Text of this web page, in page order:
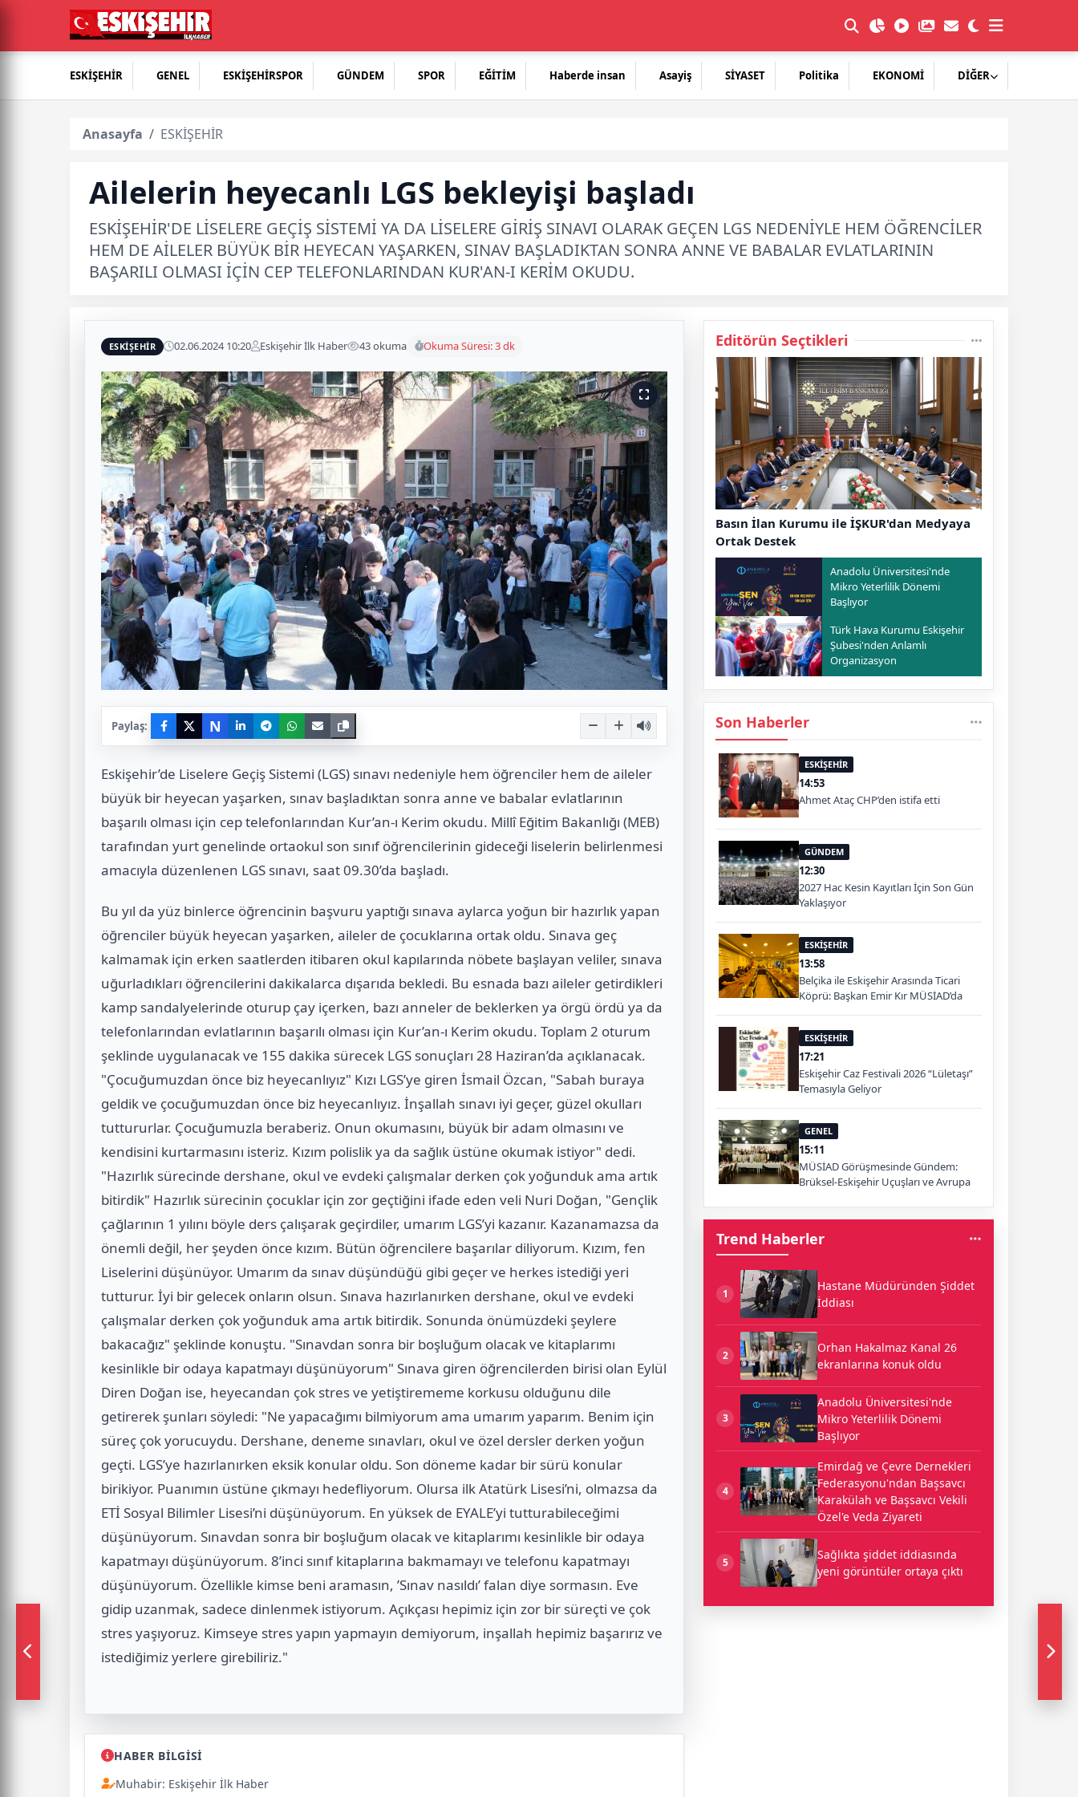
ESKİŞEHİR GENEL ESKİŞEHİRSPOR GÜNDEM SPOR EĞİTİM Haberde insan Asayiş SİYASET Politika EKONOMİ DİĞER
Anasayfa ESKİŞEHİR
Ailelerin heyecanlı LGS bekleyişi başladı
ESKİŞEHİR'DE LİSELERE GEÇİŞ SİSTEMİ YA DA LİSELERE GİRİŞ SINAVI OLARAK GEÇEN LGS NEDENİYLE HEM ÖĞRENCİLER
HEM DE AİLELER BÜYÜK BİR HEYECAN YAŞARKEN, SINAV BAŞLADIKTAN SONRA ANNE VE BABALAR EVLATLARININ
BAŞARILI OLMASI İÇİN CEP TELEFONLARINDAN KUR'AN-I KERİM OKUDU.
ESKİŞEHİR 02.06.2024 10:20 Eskişehir İlk Haber 43 okuma Okuma Süresi: 3 dk
Paylaş: N
Eskişehir’de Liselere Geçiş Sistemi (LGS) sınavı nedeniyle hem öğrenciler hem de aileler
büyük bir heyecan yaşarken, sınav başladıktan sonra anne ve babalar evlatlarının
başarılı olması için cep telefonlarından Kur’an-ı Kerim okudu. Millî Eğitim Bakanlığı (MEB)
tarafından yurt genelinde ortaokul son sınıf öğrencilerinin gideceği liselerin belirlenmesi
amacıyla düzenlenen LGS sınavı, saat 09.30’da başladı.
Bu yıl da yüz binlerce öğrencinin başvuru yaptığı sınava aylarca yoğun bir hazırlık yapan
öğrenciler büyük heyecan yaşarken, aileler de çocuklarına ortak oldu. Sınava geç
kalmamak için erken saatlerden itibaren okul kapılarında nöbete başlayan veliler, sınava
uğurladıkları öğrencilerini dakikalarca dışarıda bekledi. Bu esnada bazı aileler getirdikleri
kamp sandalyelerinde oturup çay içerken, bazı anneler de beklerken ya örgü ördü ya da
telefonlarından evlatlarının başarılı olması için Kur’an-ı Kerim okudu. Toplam 2 oturum
şeklinde uygulanacak ve 155 dakika sürecek LGS sonuçları 28 Haziran’da açıklanacak.
"Çocuğumuzdan önce biz heyecanlıyız" Kızı LGS’ye giren İsmail Özcan, "Sabah buraya
geldik ve çocuğumuzdan önce biz heyecanlıyız. İnşallah sınavı iyi geçer, güzel okulları
tuttururlar. Çocuğumuzla beraberiz. Onun okumasını, büyük bir adam olmasını ve
kendisini kurtarmasını isteriz. Kızım polislik ya da sağlık üstüne okumak istiyor" dedi.
"Hazırlık sürecinde dershane, okul ve evdeki çalışmalar derken çok yoğunduk ama artık
bitirdik" Hazırlık sürecinin çocuklar için zor geçtiğini ifade eden veli Nuri Doğan, "Gençlik
çağlarının 1 yılını böyle ders çalışarak geçirdiler, umarım LGS’yi kazanır. Kazanamazsa da
önemli değil, her şeyden önce kızım. Bütün öğrencilere başarılar diliyorum. Kızım, fen
Liselerini düşünüyor. Umarım da sınav düşündüğü gibi geçer ve herkes istediği yeri
tutturur. İyi bir gelecek onların olsun. Sınava hazırlanırken dershane, okul ve evdeki
çalışmalar derken çok yoğunduk ama artık bitirdik. Sonunda önümüzdeki şeylere
bakacağız" şeklinde konuştu. "Sınavdan sonra bir boşluğum olacak ve kitaplarımı
kesinlikle bir odaya kapatmayı düşünüyorum" Sınava giren öğrencilerden birisi olan Eylül
Diren Doğan ise, heyecandan çok stres ve yetiştirememe korkusu olduğunu dile
getirerek şunları söyledi: "Ne yapacağımı bilmiyorum ama umarım yaparım. Benim için
süreç çok yorucuydu. Dershane, deneme sınavları, okul ve özel dersler derken yoğun
geçti. LGS’ye hazırlanırken eksik konular oldu. Son döneme kadar bir sürü konular
birikiyor. Puanımın üstüne çıkmayı hedefliyorum. Olursa ilk Atatürk Lisesi’ni, olmazsa da
ETİ Sosyal Bilimler Lisesi’ni düşünüyorum. En yüksek de EYALE’yi tutturabileceğimi
düşünüyorum. Sınavdan sonra bir boşluğum olacak ve kitaplarımı kesinlikle bir odaya
kapatmayı düşünüyorum. 8’inci sınıf kitaplarına bakmamayı ve telefonu kapatmayı
düşünüyorum. Özellikle kimse beni aramasın, ’Sınav nasıldı’ falan diye sormasın. Eve
gidip uzanmak, sadece dinlenmek istiyorum. Açıkçası hepimiz için zor bir süreçti ve çok
stres yaşıyoruz. Kimseye stres yapın yapmayın demiyorum, inşallah hepimiz başarırız ve
istediğimiz yerlere girebiliriz."
HABER BİLGİSİ
Muhabir: Eskişehir İlk Haber
Editörün Seçtikleri
Basın İlan Kurumu ile İŞKUR'dan Medyaya
Ortak Destek
Anadolu Üniversitesi'nde
Mikro Yeterlilik Dönemi
Başlıyor
Türk Hava Kurumu Eskişehir
Şubesi'nden Anlamlı
Organizasyon
Son Haberler
ESKİŞEHİR
14:53
Ahmet Ataç CHP’den istifa etti
GÜNDEM
12:30
2027 Hac Kesin Kayıtları İçin Son Gün
Yaklaşıyor
ESKİŞEHİR
13:58
Belçika ile Eskişehir Arasında Ticari
Köprü: Başkan Emir Kır MÜSİAD’da
ESKİŞEHİR
17:21
Eskişehir Caz Festivali 2026 “Lületaşı”
Temasıyla Geliyor
GENEL
15:11
MÜSİAD Görüşmesinde Gündem:
Brüksel-Eskişehir Uçuşları ve Avrupa
Trend Haberler
1
Hastane Müdüründen Şiddet
İddiası
2
Orhan Hakalmaz Kanal 26
ekranlarına konuk oldu
3
Anadolu Üniversitesi'nde
Mikro Yeterlilik Dönemi
Başlıyor
4
Emirdağ ve Çevre Dernekleri
Federasyonu'ndan Başsavcı
Karakülah ve Başsavcı Vekili
Özel'e Veda Ziyareti
5
Sağlıkta şiddet iddiasında
yeni görüntüler ortaya çıktı